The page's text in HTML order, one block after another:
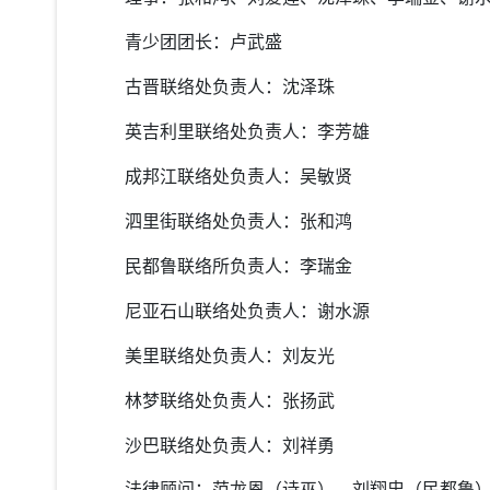
青少团团长：卢武盛
古晋联络处负责人：沈泽珠
英吉利里联络处负责人：李芳雄
成邦江联络处负责人：吴敏贤
泗里街联络处负责人：张和鸿
民都鲁联络所负责人：李瑞金
尼亚石山联络处负责人：谢水源
美里联络处负责人：刘友光
林梦联络处负责人：张扬武
沙巴联络处负责人：刘祥勇